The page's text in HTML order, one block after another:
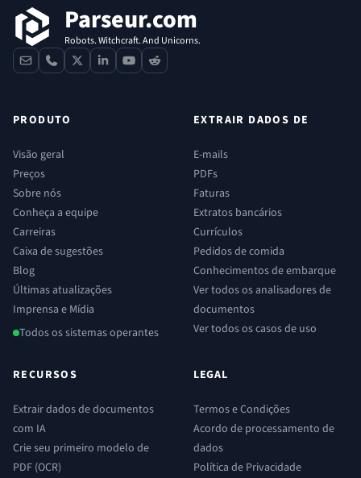
Parseur.com
Robots. Witchcraft. And Unicorns.
contactphone
x linkedinyoutube
reddit
PRODUTO
Visão geral
Preços
Sobre nós
Conheça a equipe
Carreiras
Caixa de sugestões
Blog
Últimas atualizações
Imprensa e Mídia
Todos os sistemas operantes
EXTRAIR DADOS DE
E-mails
PDFs
Faturas
Extratos bancários
Currículos
Pedidos de comida
Conhecimentos de embarque
Ver todos os analisadores de
documentos
Ver todos os casos de uso
RECURSOS
Extrair dados de documentos
com IA
Crie seu primeiro modelo de
PDF (OCR)
LEGAL
Termos e Condições
Acordo de processamento de
dados
Política de Privacidade